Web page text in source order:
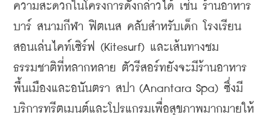
ความสะดวกในโครงการดังกล่าวได้ เช่น ร้านอาหาร
บาร์ สนามกีฬา ฟิตเนส คลับสำหรับเด็ก โรงเรียน
สอนเล่นไคท์เซิร์ฟ (Kitesurf) และเส้นทางชม
ธรรมชาติที่หลากหลาย ตัวรีสอร์ทยังจะมีร้านอาหาร
พื้นเมืองและอนันตรา สปา (Anantara Spa) ซึ่งมี
บริการทรีตเมนต์และโปรแกรมเพื่อสุขภาพมากมายให้